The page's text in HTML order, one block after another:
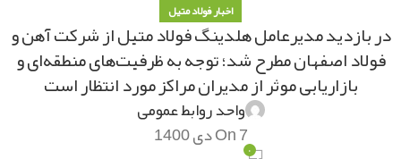
اخبار فولاد متیل
در بازدید مدیرعامل هلدینگ فولاد متیل از شرکت آهن و
فولاد اصفهان مطرح شد؛ توجه به ظرفیت‌های منطقه‌ای و
بازاریابی موثر از مدیران مراکز مورد انتظار است
واحد روابط عمومی
On 7 دی 1400۰